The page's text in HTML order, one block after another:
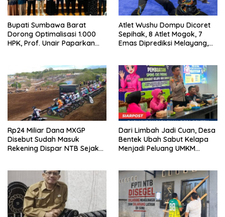
Bupati Sumbawa Barat
Dorong Optimalisasi 1.000
HPK, Prof. Unair Paparkan
Atlet Wushu Dompu Dicoret
Sepihak, 8 Atlet Mogok, 7
Emas Diprediksi Melayang,
Rp24 Miliar Dana MXGP
Disebut Sudah Masuk
Rekening Dispar NTB Sejak
Dari Limbah Jadi Cuan, Desa
Bentek Ubah Sabut Kelapa
Menjadi Peluang UMKM